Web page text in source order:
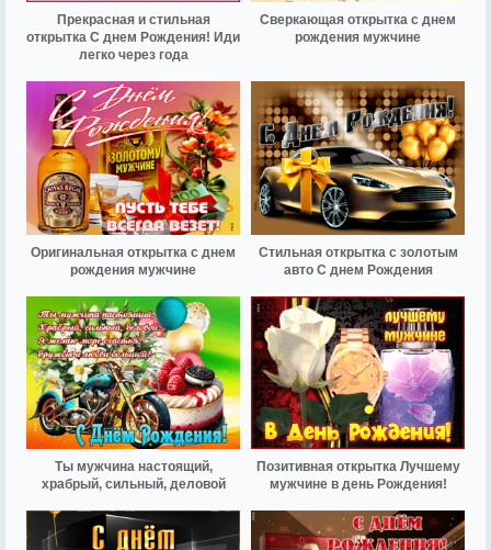
Прекрасная и стильная
открытка С днем Рождения! Иди
легко через года
Сверкающая открытка с днем
рождения мужчине
Оригинальная открытка с днем
рождения мужчине
Стильная открытка с золотым
авто С днем Рождения
Ты мужчина настоящий,
храбрый, сильный, деловой
Позитивная открытка Лучшему
мужчине в день Рождения!